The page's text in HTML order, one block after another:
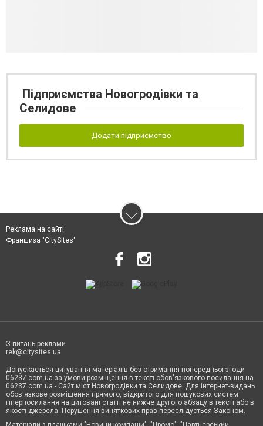
Підприємства Новогродівки та
Селидове
Додати підприємство
Реклама на сайті
Франшиза "CitySites"
З питань реклами
rek@citysites.ua
Допускається цитування матеріалів без отримання попередньої згоди
06237.com.ua за умови розміщення в тексті обов'язкового посилання на
06237.com.ua - Сайт міст Новогродівки та Селидове. Для інтернет-видань
обов'язкове розміщення прямого, відкритого для пошукових систем
гіперпосилання на цитовані статті не нижче другого абзацу в тексті або в
якості джерела. Порушення виняткових прав переслідується Законом.